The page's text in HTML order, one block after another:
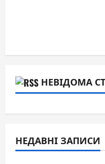
НЕВІДОМА
НЕДАВНІ ЗАПИСИ